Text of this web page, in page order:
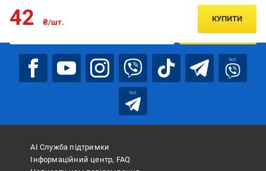
42 ₴/шт. КУПИТИ
Підписуйтесь, щоб дізнаватись першим про акції та пропозиції
ПІДПИСАТИСЯ
bot
bot
АІ Служба підтримки
Інформаційний центр, FAQ